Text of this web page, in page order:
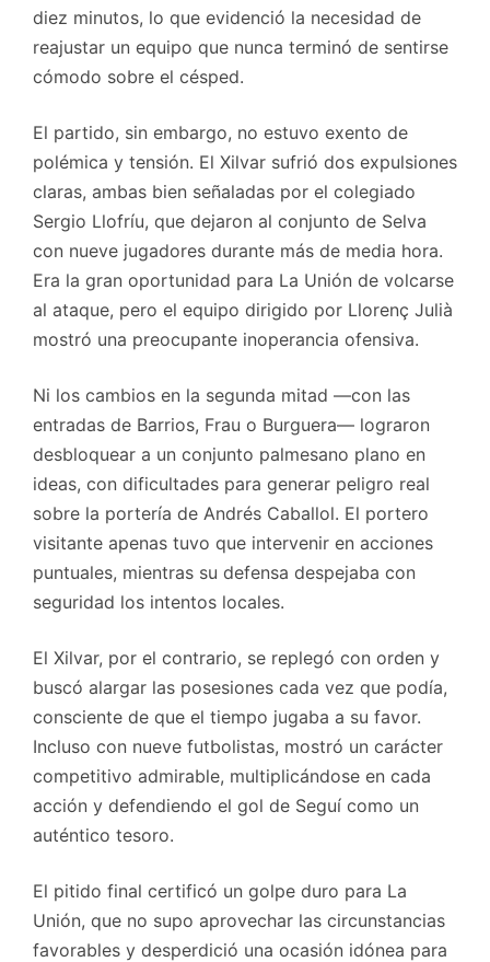
diez minutos, lo que evidenció la necesidad de
reajustar un equipo que nunca terminó de sentirse
cómodo sobre el césped.
El partido, sin embargo, no estuvo exento de
polémica y tensión. El Xilvar sufrió dos expulsiones
claras, ambas bien señaladas por el colegiado
Sergio Llofríu, que dejaron al conjunto de Selva
con nueve jugadores durante más de media hora.
Era la gran oportunidad para La Unión de volcarse
al ataque, pero el equipo dirigido por Llorenç Julià
mostró una preocupante inoperancia ofensiva.
Ni los cambios en la segunda mitad —con las
entradas de Barrios, Frau o Burguera— lograron
desbloquear a un conjunto palmesano plano en
ideas, con dificultades para generar peligro real
sobre la portería de Andrés Caballol. El portero
visitante apenas tuvo que intervenir en acciones
puntuales, mientras su defensa despejaba con
seguridad los intentos locales.
El Xilvar, por el contrario, se replegó con orden y
buscó alargar las posesiones cada vez que podía,
consciente de que el tiempo jugaba a su favor.
Incluso con nueve futbolistas, mostró un carácter
competitivo admirable, multiplicándose en cada
acción y defendiendo el gol de Seguí como un
auténtico tesoro.
El pitido final certificó un golpe duro para La
Unión, que no supo aprovechar las circunstancias
favorables y desperdició una ocasión idónea para